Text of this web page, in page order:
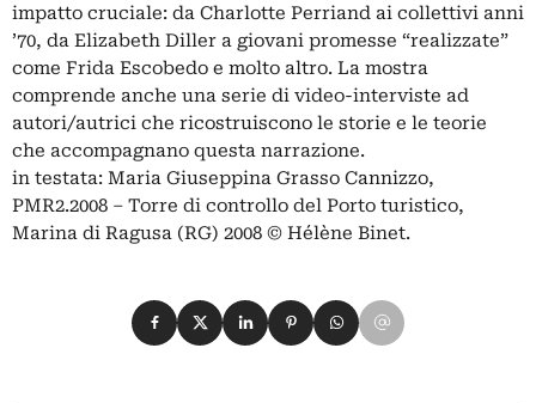
impatto cruciale: da Charlotte Perriand ai collettivi anni
’70, da Elizabeth Diller a giovani promesse “realizzate”
come Frida Escobedo e molto altro. La mostra
comprende anche una serie di video-interviste ad
autori/autrici che ricostruiscono le storie e le teorie
che accompagnano questa narrazione.
in testata: Maria Giuseppina Grasso Cannizzo,
PMR2.2008 – Torre di controllo del Porto turistico,
Marina di Ragusa (RG) 2008 © Hélène Binet.
Condividi su Facebook
Condividi su X
Condividi su LinkedIn
Condividi su Pinterest
Condividi su WhatsApp
Condividi su Email